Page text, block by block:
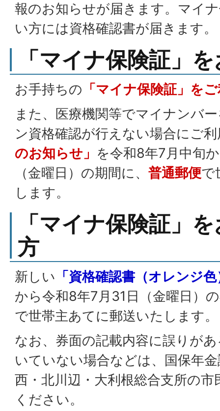
報のお知らせが届きます。マイ
い方には資格確認書が届きます。
「マイナ保険証」
お手持ちの 「マイナ保険証」を
また、医療機関等でマイナンバ
ン資格確認が行えない場合にご
のお知らせ」 を令和8年7月中旬
（金曜日）の期間に、 普通郵便で
します。
「マイナ保険証」
方
新しい 「資格確認書（オレンジ
から令和8年7月31日（金曜日）
で世帯主あてに郵送いたします。
なお、券面の記載内容に誤りが
いていない場合などは、国保年
西・北川辺・大利根総合支所の
ください。